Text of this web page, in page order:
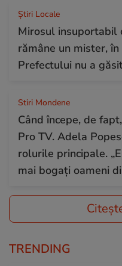
Știri Locale
Mirosul insuportabil
rămâne un mister,
Prefectului nu a
Stiri Mondene
Când începe, de
Pro TV. Adela
rolurile principale.
mai bogați oameni
TRENDING